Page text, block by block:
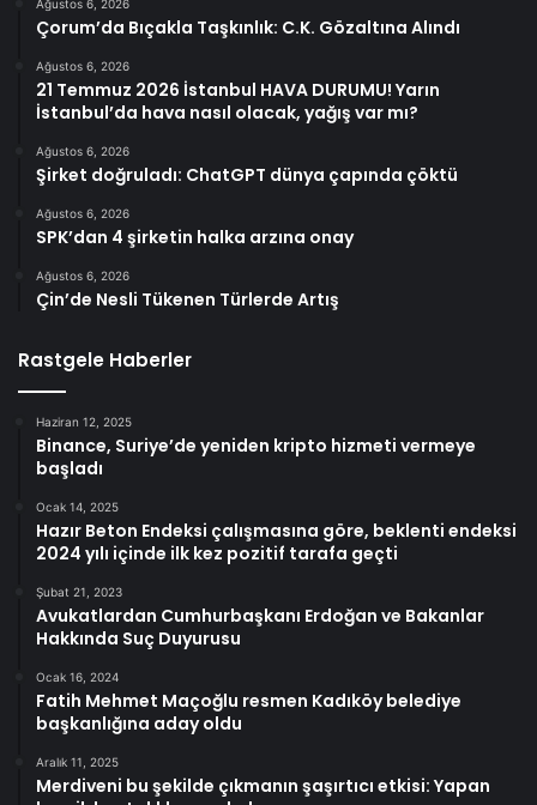
Ağustos 6, 2026
Çorum’da Bıçakla Taşkınlık: C.K. Gözaltına Alındı
Ağustos 6, 2026
21 Temmuz 2026 İstanbul HAVA DURUMU! Yarın
İstanbul’da hava nasıl olacak, yağış var mı?
Ağustos 6, 2026
Şirket doğruladı: ChatGPT dünya çapında çöktü
Ağustos 6, 2026
SPK’dan 4 şirketin halka arzına onay
Ağustos 6, 2026
Çin’de Nesli Tükenen Türlerde Artış
Rastgele Haberler
Haziran 12, 2025
Binance, Suriye’de yeniden kripto hizmeti vermeye
başladı
Ocak 14, 2025
Hazır Beton Endeksi çalışmasına göre, beklenti endeksi
2024 yılı içinde ilk kez pozitif tarafa geçti
Şubat 21, 2023
Avukatlardan Cumhurbaşkanı Erdoğan ve Bakanlar
Hakkında Suç Duyurusu
Ocak 16, 2024
Fatih Mehmet Maçoğlu resmen Kadıköy belediye
başkanlığına aday oldu
Aralık 11, 2025
Merdiveni bu şekilde çıkmanın şaşırtıcı etkisi: Yapan